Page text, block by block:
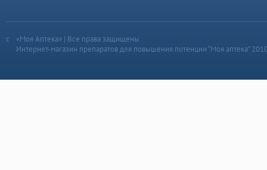
«Моя Аптека» | Все права защищены
Интернет-магазин препаратов для повышения потенции “Моя аптека”